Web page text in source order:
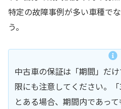
特定の故障事例が多い車種で
う。
中古車の保証は「期間」だ
限にも注意してください。
とある場合、期間内であっ